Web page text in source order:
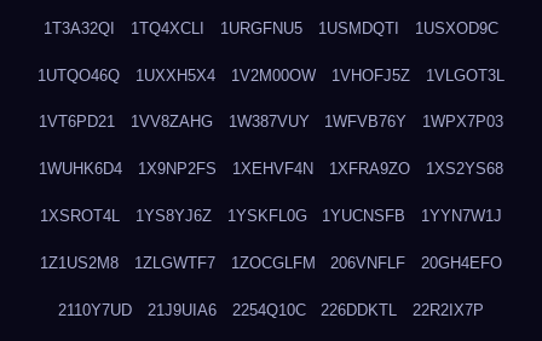
1T3A32QI 1TQ4XCLI 1URGFNU5 1USMDQTI 1USXOD9C
1UTQO46Q 1UXXH5X4 1V2M00OW 1VHOFJ5Z 1VLGOT3L
1VT6PD21 1VV8ZAHG 1W387VUY 1WFVB76Y 1WPX7P03
1WUHK6D4 1X9NP2FS 1XEHVF4N 1XFRA9ZO 1XS2YS68
1XSROT4L 1YS8YJ6Z 1YSKFL0G 1YUCNSFB 1YYN7W1J
1Z1US2M8 1ZLGWTF7 1ZOCGLFM 206VNFLF 20GH4EFO
2110Y7UD 21J9UIA6 2254Q10C 226DDKTL 22R2IX7P